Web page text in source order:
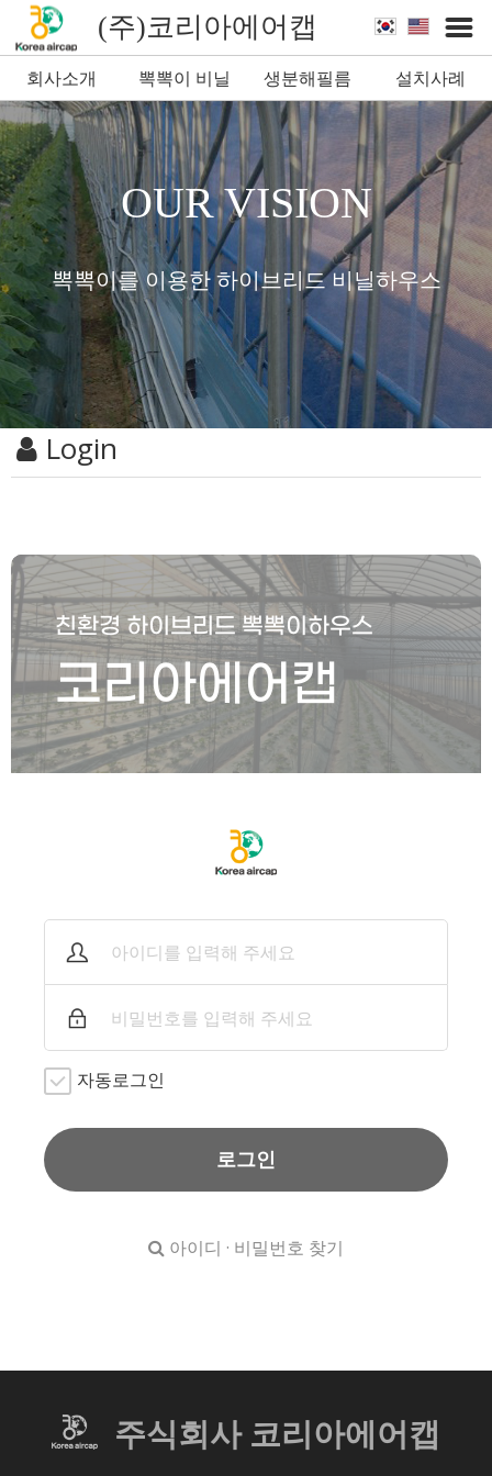
(주)코리아에어캡
회사소개 뽁뽁이 비닐
생분해필름
뽁뽁이
설치사례
OUR VISION
뽁뽁이를 이용한 하이브리드 비닐하우스
Login
친환경 하이브리드 뽁뽁이하우스
코리아에어캡
자동로그인
로그인
아이디 · 비밀번호 찾기
주식회사 코리아에어캡